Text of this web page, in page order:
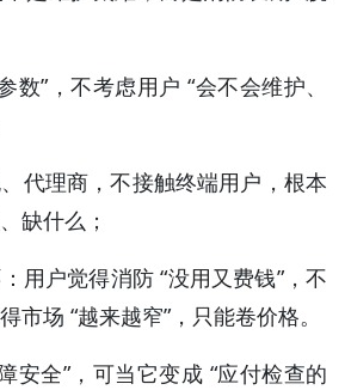
数”，不考虑用户 “会不会维护、
代理商，不接触终端用户，根本
缺什么；
用户觉得消防 “没用又费钱”，不
市场 “越来越窄”，只能卷价格。
安全”，可当它变成 “应付检查的